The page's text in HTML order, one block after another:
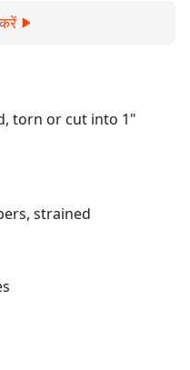
torn or cut into 1"
strained